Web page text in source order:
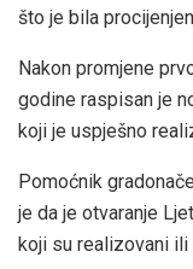
što je bila
Nakon promjene
godine raspisan je
koji je uspješno
Pomoćnik
je da je otvaranje
koji su realizovani ili